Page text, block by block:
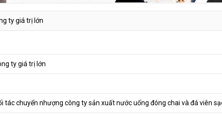
ty giá trị lớn
ty giá trị lớn
tác chuyển nhượng công ty sản xuất nước uống đóng chai và đá viên